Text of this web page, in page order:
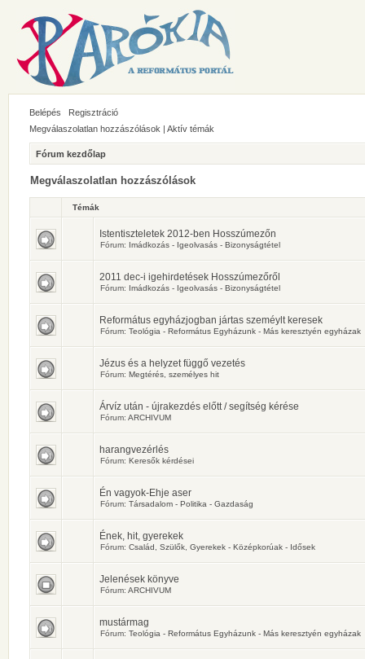
Belépés
Regisztráció
Megválaszolatlan hozzászólások | Aktív témák
Fórum kezdőlap
Megválaszolatlan hozzászólások
Témák
Istentiszteletek 2012-ben Hosszúmezőn
Fórum: Imádkozás - Igeolvasás - Bizonyságtétel
2011 dec-i igehirdetések Hosszúmezőről
Fórum: Imádkozás - Igeolvasás - Bizonyságtétel
Református egyházjogban jártas szeméylt keresek
Fórum: Teológia - Református Egyházunk - Más keresztyén egyházak
Jézus és a helyzet függő vezetés
Fórum: Megtérés, személyes hit
Árvíz után - újrakezdés előtt / segítség kérése
Fórum: ARCHIVUM
harangvezérlés
Fórum: Keresők kérdései
Én vagyok-Ehje aser
Fórum: Társadalom - Politika - Gazdaság
Ének, hit, gyerekek
Fórum: Család, Szülők, Gyerekek - Középkorúak - Idősek
Jelenések könyve
Fórum: ARCHIVUM
mustármag
Fórum: Teológia - Református Egyházunk - Más keresztyén egyházak